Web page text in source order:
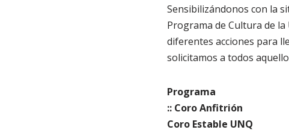
Sensibilizándonos con la
Programa de Cultura de
diferentes acciones para
solicitamos a todos
Programa
:: Coro Anfitrión
Coro Estable UNQ